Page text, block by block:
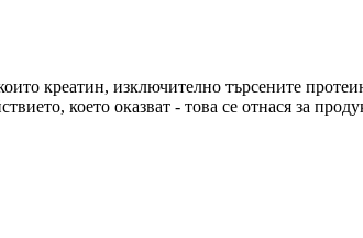
креатин, изключително търсените
което оказват - това се отнася за